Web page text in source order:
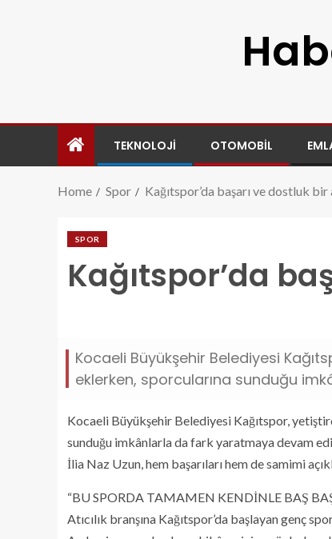
TEKNOLOJI OTOMOBIL
Home Spor Kağıtspor’da başarı ve dostluk bir
SPOR
Kağıtspor’da
Kocaeli Büyükşehir Belediyesi
eklerken, sporcularına sunduğu
Kocaeli Büyükşehir Belediyesi Kağıtspor,
sunduğu imkânlarla da fark yaratmaya devam
İlia Naz Uzun, hem başarıları hem de samimi
“BU SPORDA TAMAMEN KENDİNLE BAŞ
Atıcılık branşına Kağıtspor’da başlayan genç